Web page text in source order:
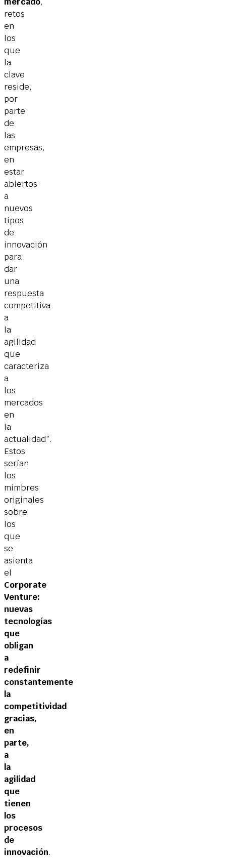
retos
en
los
que
la
clave
reside,
por
parte
de
las
empresas,
en
estar
abiertos
a
nuevos
tipos
de
innovación
para
dar
una
respuesta
competitiva
a
la
agilidad
que
caracteriza
a
los
mercados
en
la
actualidad”.
Estos
serían
los
mimbres
originales
sobre
los
que
se
asienta
el
Corporate
Venture:
nuevas
tecnologías
que
obligan
a
redefinir
constantemente
la
competitividad
gracias,
en
parte,
a
la
agilidad
que
tienen
los
procesos
de
innovación.